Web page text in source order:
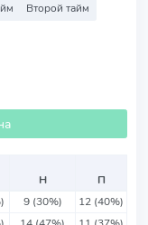
Второй тайм
Н
П
9 (30%)
12 (40%)